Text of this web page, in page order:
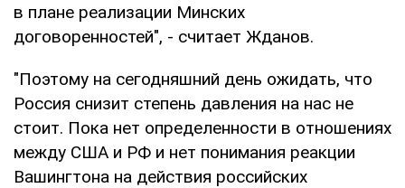
в плане реализации Минских
договоренностей", - считает Жданов.
"Поэтому на сегодняшний день ожидать, что
Россия снизит степень давления на нас не
стоит. Пока нет определенности в отношениях
между США и РФ и нет понимания реакции
Вашингтона на действия российских